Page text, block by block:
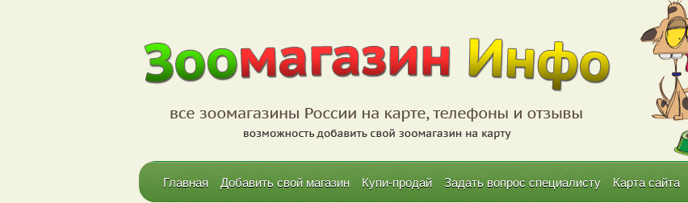
Главная Добавить свой магазин Купи-продай Задать вопрос специалисту Карта сайта